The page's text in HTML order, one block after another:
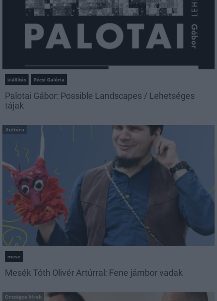
kiállítás Pécsi Galéria
Palotai Gábor: Possible Landscapes / Lehetséges
tájak
Kultúra
mese
Mesék Tóth Olivér Artúrral: Fene jámbor vadak
Országos hírek